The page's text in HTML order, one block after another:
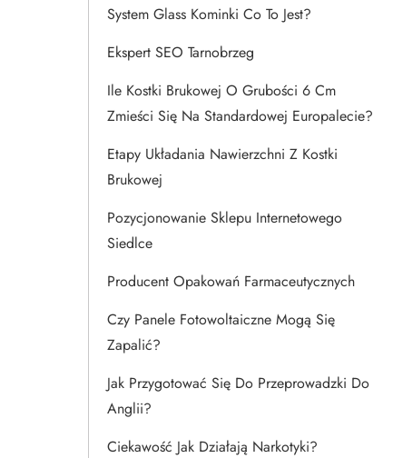
System Glass Kominki Co To Jest?
Ekspert SEO Tarnobrzeg
Ile Kostki Brukowej O Grubości 6 Cm
Zmieści Się Na Standardowej Europalecie?
Etapy Układania Nawierzchni Z Kostki
Brukowej
Pozycjonowanie Sklepu Internetowego
Siedlce
Producent Opakowań Farmaceutycznych
Czy Panele Fotowoltaiczne Mogą Się
Zapalić?
Jak Przygotować Się Do Przeprowadzki Do
Anglii?
Ciekawość Jak Działają Narkotyki?